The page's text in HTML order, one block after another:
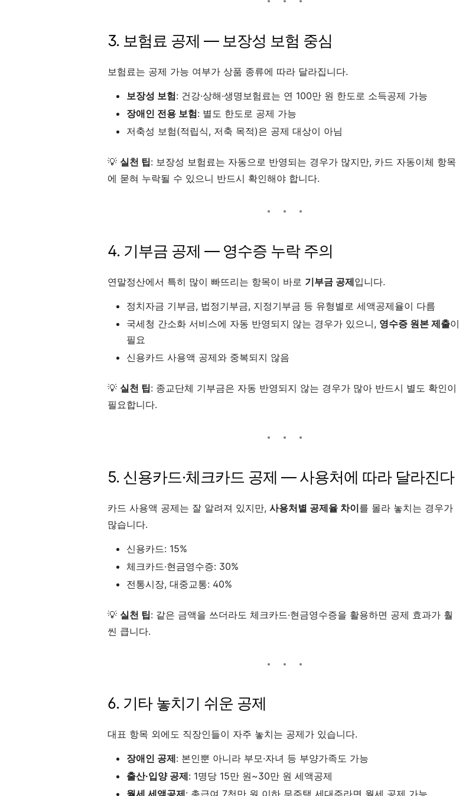
3. 보험료 공제 — 보장성 보험 중심
보험료는 공제 가능 여부가 상품 종류에 따라 달라집니다.
보장성 보험: 건강·상해·생명보험료는 연 100만 원 한도로 소득공제 가능
장애인 전용 보험: 별도 한도로 공제 가능
저축성 보험(적립식, 저축 목적)은 공제 대상이 아님
💡 실천 팁: 보장성 보험료는 자동으로 반영되는 경우가 많지만, 카드 자동이체 항목
에 묻혀 누락될 수 있으니 반드시 확인해야 합니다.
4. 기부금 공제 — 영수증 누락 주의
연말정산에서 특히 많이 빠뜨리는 항목이 바로 기부금 공제입니다.
정치자금 기부금, 법정기부금, 지정기부금 등 유형별로 세액공제율이 다름
국세청 간소화 서비스에 자동 반영되지 않는 경우가 있으니, 영수증 원본 제출이
필요
신용카드 사용액 공제와 중복되지 않음
💡 실천 팁: 종교단체 기부금은 자동 반영되지 않는 경우가 많아 반드시 별도 확인이
필요합니다.
5. 신용카드·체크카드 공제 — 사용처에 따라 달라진다
카드 사용액 공제는 잘 알려져 있지만, 사용처별 공제율 차이를 몰라 놓치는 경우가
많습니다.
신용카드: 15%
체크카드·현금영수증: 30%
전통시장, 대중교통: 40%
💡 실천 팁: 같은 금액을 쓰더라도 체크카드·현금영수증을 활용하면 공제 효과가 훨
씬 큽니다.
6. 기타 놓치기 쉬운 공제
대표 항목 외에도 직장인들이 자주 놓치는 공제가 있습니다.
장애인 공제: 본인뿐 아니라 부모·자녀 등 부양가족도 가능
출산·입양 공제: 1명당 15만 원~30만 원 세액공제